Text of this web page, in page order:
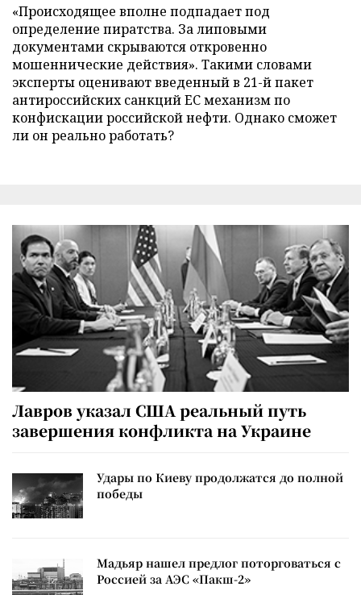
«Происходящее вполне подпадает под
определение пиратства. За липовыми
документами скрываются откровенно
мошеннические действия». Такими словами
эксперты оценивают введенный в 21-й пакет
антироссийских санкций ЕС механизм по
конфискации российской нефти. Однако сможет
ли он реально работать?
Лавров указал США реальный путь
завершения конфликта на Украине
Удары по Киеву продолжатся до полной
победы
Мадьяр нашел предлог поторговаться с
Россией за АЭС «Пакш-2»